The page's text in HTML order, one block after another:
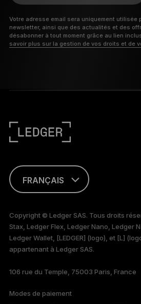
Votre adresse email sera uniquement utilisée
newsletter, ainsi que des actualités et des
désabonner à tout moment grâce au lien
savoir plus sur la gestion de vos droits et de
FRANÇAIS
DEUTSCH
PORTUGUÊS
ESPAÑOL
РУССКИЙ
Copyright © Ledger SAS. Tous droits
Stax, Ledger Flex, Ledger Nano, Ledger
Ledger Wallet, [LEDGER] (logo), et [L]
appartenant à Ledger SAS.
106 rue du Temple, 75003 Paris, France
Modes de paiement